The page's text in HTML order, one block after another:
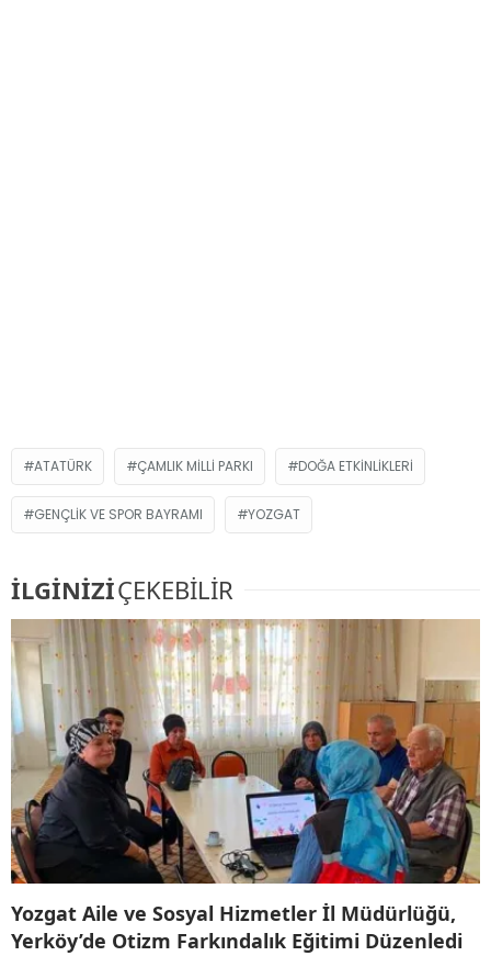
ATATÜRK ÇAMLIK MILLI PARKI DOĞA ETKINLIKLERI
GENÇLIK VE SPOR BAYRAMI YOZGAT
İLGİNİZİÇEKEBİLİR
Yozgat Aile ve Sosyal Hizmetler İl Müdürlüğü,
Yerköy’de Otizm Farkındalık Eğitimi Düzenledi